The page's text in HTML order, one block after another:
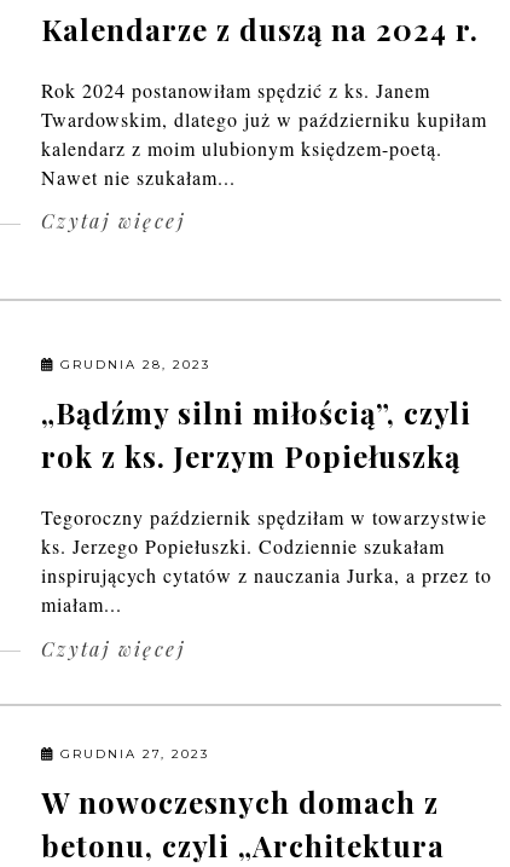
Kalendarze z duszą na 2024 r.
Rok 2024 postanowiłam spędzić z ks. Janem
Twardowskim, dlatego już w październiku kupiłam
kalendarz z moim ulubionym księdzem-poetą.
Nawet nie szukałam...
Czytaj więcej
GRUDNIA 28, 2023
„Bądźmy silni miłością”, czyli
rok z ks. Jerzym Popiełuszką
Tegoroczny październik spędziłam w towarzystwie
ks. Jerzego Popiełuszki. Codziennie szukałam
inspirujących cytatów z nauczania Jurka, a przez to
miałam...
Czytaj więcej
GRUDNIA 27, 2023
W nowoczesnych domach z
betonu, czyli „Architektura